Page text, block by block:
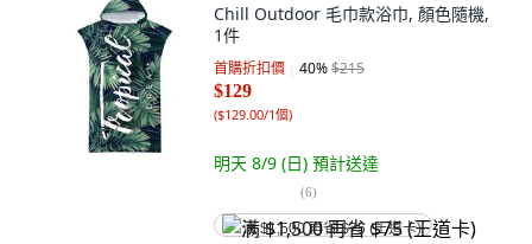
Chill Outdoor 毛巾款浴巾, 顏色隨機,
1件
首購折扣價 40%$215
$129
($129.00/1個)
明天 8/9 (日) 預計送達
(6)
满 $1,500 再省 $75 (王道卡)